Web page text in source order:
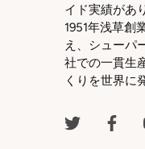
イド実績があ
1951年浅草創
え、シューパ
社での一貫生
くりを世界に